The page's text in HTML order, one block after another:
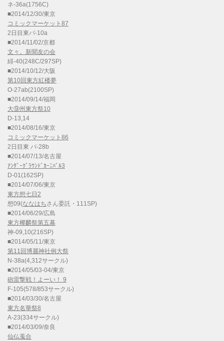
ネ-36a(1756C)
■2014/12/30/東京
コミックマーケット87
2日目東パ-10a
■2014/11/02/京都
文々。新聞友の会
緋-40(248C/297SP)
■2014/10/12/大阪
第10回東方紅楼夢
O-27ab(2100SP)
■2014/09/14/福岡
大⑨州東方祭10
D-13,14
■2014/08/16/東京
コミックマーケット86
2日目東 パ-28b
■2014/07/13/名古屋
ｱﾝﾀﾞｰｸﾞﾗｳﾝﾄﾞｶｰﾆﾊﾞﾙ3
D-01(162SP)
■2014/07/06/東京
東方想七日2
想09(ななはちさん委託・111SP)
■2014/06/29/広島
東方椰麟祭第五幕
神-09,10(216SP)
■2014/05/11/東京
第11回博麗神社例大祭
N-38a(4,312サークル)
■2014/05/03-04/東京
砲雷撃戦！よーい！ 9
F-105(578/853サークル)
■2014/03/30/名古屋
東方名華祭8
A-23(334サークル)
■2014/03/09/奈良
仙仏蒐合